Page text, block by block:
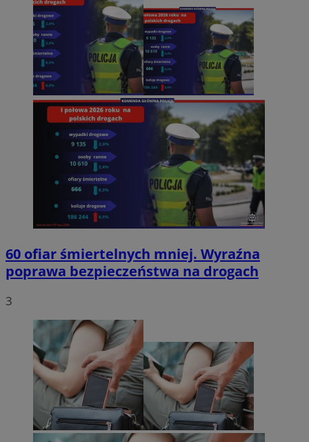
60 ofiar śmiertelnych mniej. Wyraźna
poprawa bezpieczeństwa na drogach
3